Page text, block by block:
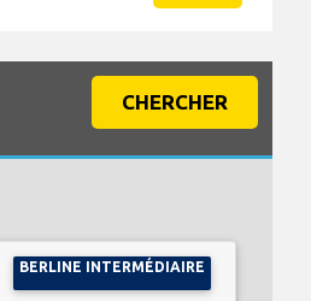
CHERCHER
BERLINE INTERMÉDIAIRE